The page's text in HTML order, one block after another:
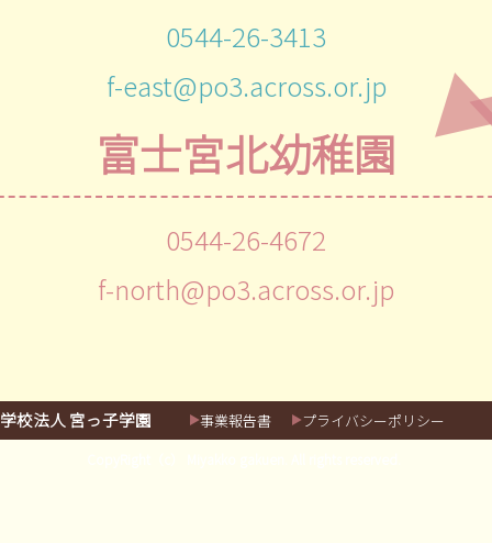
0544-26-3413
f-east@po3.across.or.jp
富士宮北幼稚園
0544-26-4672
f-north@po3.across.or.jp
学校法人 宮っ子学園 事業報告書 プライバシーポリシー